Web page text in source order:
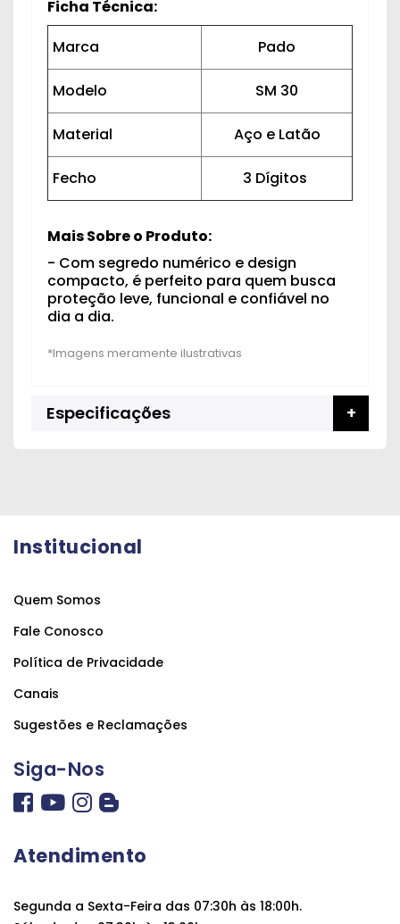
Ficha Técnica:
Marca
Pado
Modelo SM 30
Material Aço e Latão
Fecho 3 Dígitos
Mais Sobre o Produto:
- Com segredo numérico e design
compacto, é perfeito para quem busca
proteção leve, funcional e confiável no
dia a dia.
Especificações
Institucional
Quem Somos
Fale Conosco
Política de Privacidade
Canais
Sugestões e Reclamações
Siga-Nos
Atendimento
Segunda a Sexta-Feira das 07:30h às 18:00h.